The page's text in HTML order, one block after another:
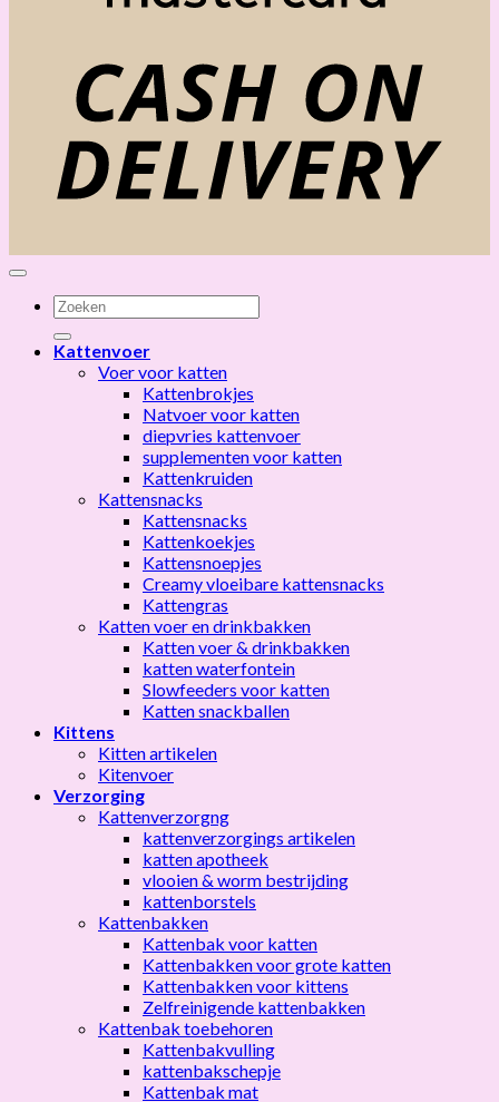
Zoeken
naar:
Kattenvoer
Voer voor katten
Kattenbrokjes
Natvoer voor katten
diepvries kattenvoer
supplementen voor katten
Kattenkruiden
Kattensnacks
Kattensnacks
Kattenkoekjes
Kattensnoepjes
Creamy vloeibare kattensnacks
Kattengras
Katten voer en drinkbakken
Katten voer & drinkbakken
katten waterfontein
Slowfeeders voor katten
Katten snackballen
Kittens
Kitten artikelen
Kitenvoer
Verzorging
Kattenverzorgng
kattenverzorgings artikelen
katten apotheek
vlooien & worm bestrijding
kattenborstels
Kattenbakken
Kattenbak voor katten
Kattenbakken voor grote katten
Kattenbakken voor kittens
Zelfreinigende kattenbakken
Kattenbak toebehoren
Kattenbakvulling
kattenbakschepje
Kattenbak mat